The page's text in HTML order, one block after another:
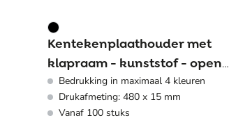
Kentekenplaathouder met
klapraam - kunststof - open-
en sluitsysteem
Bedrukking in maximaal 4 kleuren
Drukafmeting: 480 x 15 mm
Vanaf 100 stuks